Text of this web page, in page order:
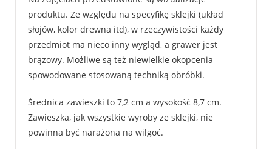
produktu. Ze względu na specyfikę sklejki (układ
słojów, kolor drewna itd), w rzeczywistości każdy
przedmiot ma nieco inny wygląd, a grawer jest
brązowy. Możliwe są też niewielkie okopcenia
spowodowane stosowaną techniką obróbki.
Średnica zawieszki to 7,2 cm a wysokość 8,7 cm.
Zawieszka, jak wszystkie wyroby ze sklejki, nie
powinna być narażona na wilgoć.